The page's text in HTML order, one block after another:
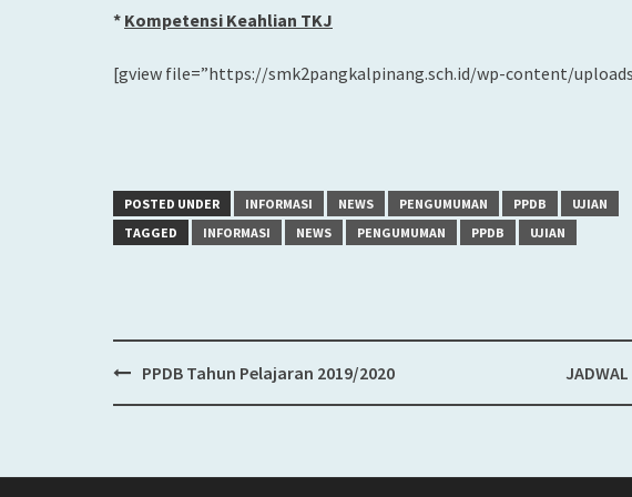
* Kompetensi Keahlian TKJ
[gview file=”https://smk2pangkalpinang.sch.id/wp-content/
POSTED UNDER INFORMASI NEWS PENGUMUMAN PPDB
UJIAN
TAGGED
INFORMASI NEWS PENGUMUMAN PPDB UJIAN
PPDB Tahun Pelajaran 2019/2020 JADWAL